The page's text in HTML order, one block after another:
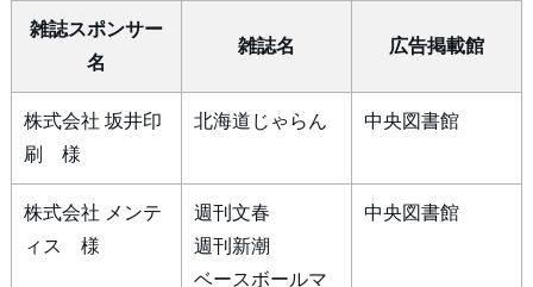
雑誌スポンサー
名
雑誌名 広告掲載館
株式会社 坂井印
刷 様
北海道じゃらん 中央図書館
株式会社 メンテ
ィス 様
週刊文春
週刊新潮
ベースボールマ
中央図書館